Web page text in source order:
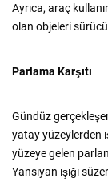
Ayrıca, araç
olan objeleri
Parlama Karşıtı
Gündüz
yatay yüzeylerden
yüzeye gelen
Yansıyan ışığı